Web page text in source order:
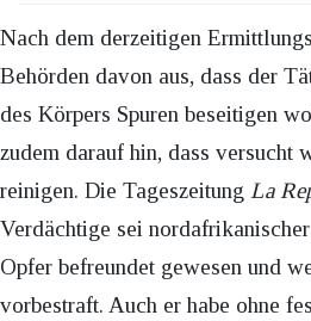
Nach dem derzeitigen
Behörden davon aus, dass der
des Körpers Spuren beseitigen
zudem darauf hin, dass versucht
reinigen. Die Tageszeitung La
Verdächtige sei
Opfer befreundet gewesen und
vorbestraft. Auch er habe ohne